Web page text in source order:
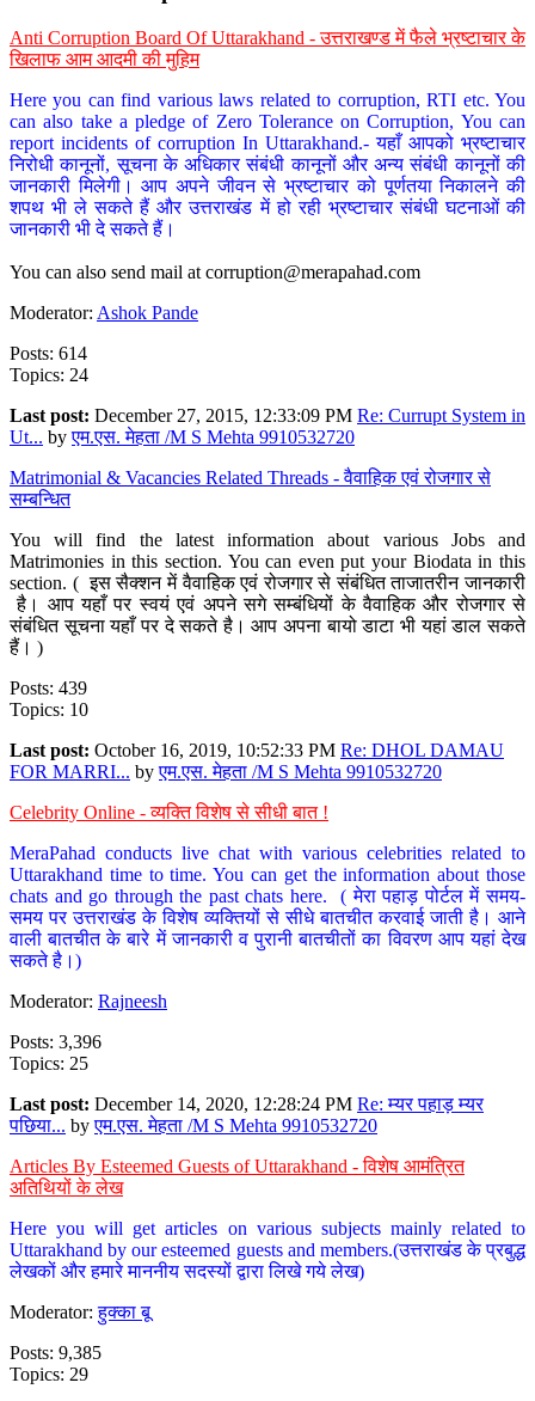
Anti Corruption Board Of Uttarakhand - उत्तराखण्ड में फैले भ्रष्टाचार के
खिलाफ आम आदमी की मुहिम
Here you can find various laws related to corruption, RTI etc. You
can also take a pledge of Zero Tolerance on Corruption, You can
report incidents of corruption In Uttarakhand.- यहाँ आपको भ्रष्टाचार
निरोधी कानूनों, सूचना के अधिकार संबंधी कानूनों और अन्य संबंधी कानूनों की
जानकारी मिलेगी। आप अपने जीवन से भ्रष्टाचार को पूर्णतया निकालने की
शपथ भी ले सकते हैं और उत्तराखंड में हो रही भ्रष्टाचार संबंधी घटनाओं की
जानकारी भी दे सकते हैं।
You can also send mail at corruption@merapahad.com
Moderator: Ashok Pande
Posts: 614
Topics: 24
Last post: December 27, 2015, 12:33:09 PM Re: Currupt System in
Ut... byएम.एस. मेहता /M S Mehta 9910532720
Matrimonial & Vacancies Related Threads - वैवाहिक एवं रोजगार से
सम्बन्धित
You will find the latest information about various Jobs and
Matrimonies in this section. You can even put your Biodata in this
section. ( इस सैक्शन में वैवाहिक एवं रोजगार से संबंधित ताजातरीन जानकारी
है। आप यहाँ पर स्वयं एवं अपने सगे सम्बंधियों के वैवाहिक और रोजगार से
संबंधित सूचना यहाँ पर दे सकते है। आप अपना बायो डाटा भी यहां डाल सकते
हैं। )
Posts: 439
Topics: 10
Last post: October 16, 2019, 10:52:33 PM Re: DHOL DAMAU
FOR MARRI... byएम.एस. मेहता /M S Mehta 9910532720
Celebrity Online - व्यक्ति विशेष से सीधी बात !
MeraPahad conducts live chat with various celebrities related to
Uttarakhand time to time. You can get the information about those
chats and go through the past chats here. ( मेरा पहाड़ पोर्टल में समय-
समय पर उत्तराखंड के विशेष व्यक्तियों से सीधे बातचीत करवाई जाती है। आने
वाली बातचीत के बारे में जानकारी व पुरानी बातचीतों का विवरण आप यहां देख
सकते है।)
Moderator: Rajneesh
Posts: 3,396
Topics: 25
Last post: December 14, 2020, 12:28:24 PM Re: म्यर पहाड़ म्यर
पछिया... byएम.एस. मेहता /M S Mehta 9910532720
Articles By Esteemed Guests of Uttarakhand - विशेष आमंत्रित
अतिथियों के लेख
Here you will get articles on various subjects mainly related to
Uttarakhand by our esteemed guests and members.(उत्तराखंड के प्रबुद्ध
लेखकों और हमारे माननीय सदस्यों द्वारा लिखे गये लेख)
Moderator:हुक्का बू
Posts: 9,385
Topics: 29